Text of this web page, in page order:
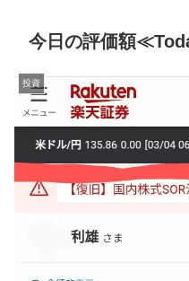
今日の評価額
投資